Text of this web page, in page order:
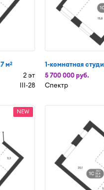
м2
2 эт
III-28
1-комнатная
5 700 000 руб.
Спектр
NEW